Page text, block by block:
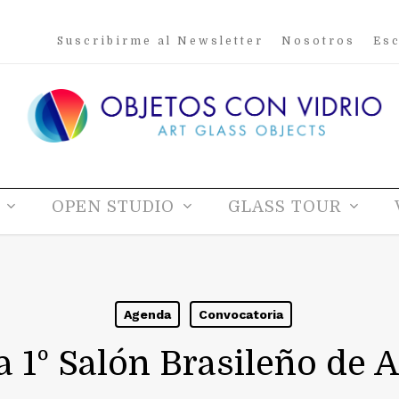
Suscribirme al Newsletter Nosotros
OPEN STUDIO GLASS TOUR
Agenda Convocatoria
1º Salón Brasileño de